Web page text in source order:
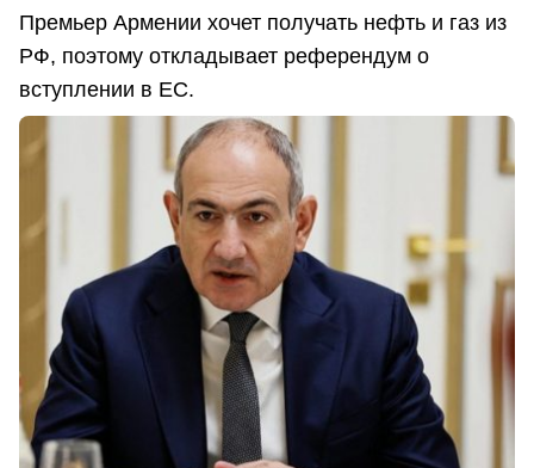
Премьер Армении хочет получать нефть и газ из
РФ, поэтому откладывает референдум о
вступлении в ЕС.